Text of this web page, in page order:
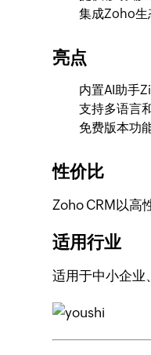
集成Zoho生
亮点
内置AI助手
支持多语言
免费版本功
性价比
Zoho CRM以高
适用行业
适用于中小企业